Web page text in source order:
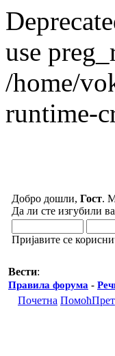
use
/home/
runtime-
Добро дошли, Гост.
Да ли сте изгубили
Пријавите се
Вести:
Правила форума -
Почетна Помоћ